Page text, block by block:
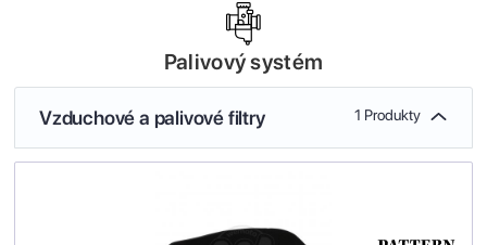
Palivový systém
Vzduchové a palivové filtry 1 Produkty